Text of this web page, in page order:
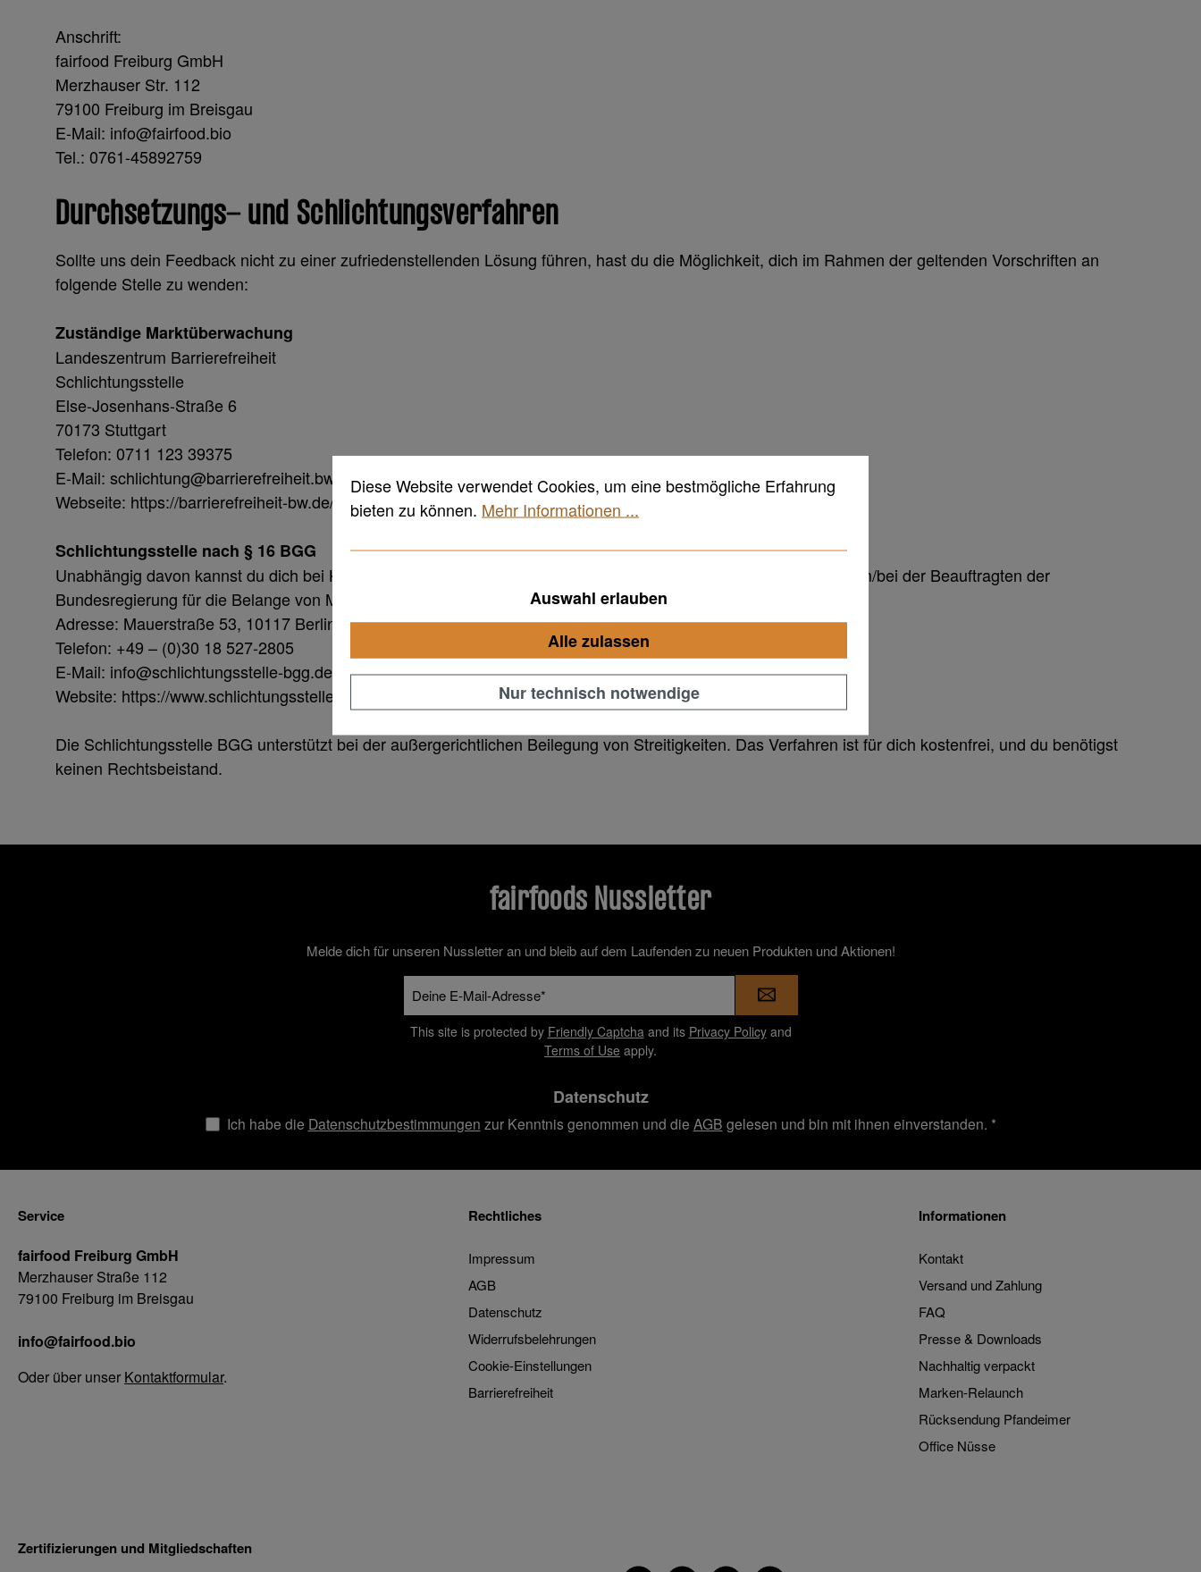
Anschrift:
fairfood Freiburg GmbH
Merzhauser Str. 112
79100 Freiburg im Breisgau
E-Mail: info@fairfood.bio
Tel.: 0761-45892759
Durchsetzungs- und Schlichtungsverfahren
Sollte uns dein Feedback nicht zu einer zufriedenstellenden Lösung führen, hast du die Möglichkeit, dich im Rahmen der geltenden Vorschriften an
folgende Stelle zu wenden:
Zuständige Marktüberwachung
Landeszentrum Barrierefreiheit
Schlichtungsstelle
Else-Josenhans-Straße 6
70173 Stuttgart
Telefon: 0711 123 39375
E-Mail: schlichtung@barrierefreiheit.bwl.de
Webseite: https://barrierefreiheit-bw.de/
Schlichtungsstelle nach § 16 BGG
Unabhängig davon kannst du dich bei Konflikten, die Barrierefreiheit betreffen, an die Schlichtungsstelle BGG beim/bei der Beauftragten der
Bundesregierung für die Belange von Menschen mit Behinderungen wenden:
Adresse: Mauerstraße 53, 10117 Berlin
Telefon: +49 – (0)30 18 527-2805
E-Mail: info@schlichtungsstelle-bgg.de
Website: https://www.schlichtungsstelle-bgg.de/Webs/SchliBGG/DE/AS/startseite/startseite-node.html
Die Schlichtungsstelle BGG unterstützt bei der außergerichtlichen Beilegung von Streitigkeiten. Das Verfahren ist für dich kostenfrei, und du benötigst
keinen Rechtsbeistand.
fairfoods Nussletter
Melde dich für unseren Nussletter an und bleib auf dem Laufenden zu neuen Produkten und Aktionen!
Mail-
This site is protected by Friendly Captchaand its Privacy Policyand
Terms of Use apply.
Datenschutz
Ich habe die Datenschutzbestimmungen zur Kenntnis genommen und die AGB gelesen und bin mit ihnen einverstanden. *
Service
fairfood Freiburg GmbH
Merzhauser Straße 112
79100 Freiburg im Breisgau
info@fairfood.bio
Oder über unser Kontaktformular.
Rechtliches
Impressum
AGB
Datenschutz
Widerrufsbelehrungen
Cookie-Einstellungen
Barrierefreiheit
Informationen
Kontakt
Versand und Zahlung
FAQ
Presse & Downloads
Nachhaltig verpackt
Marken-Relaunch
Rücksendung Pfandeimer
Office Nüsse
Zertifizierungen und Mitgliedschaften
Diese Website verwendet Cookies, um eine bestmögliche Erfahrung
bieten zu können. Mehr Informationen ...
Auswahl erlauben
Alle zulassen
Nur technisch notwendige